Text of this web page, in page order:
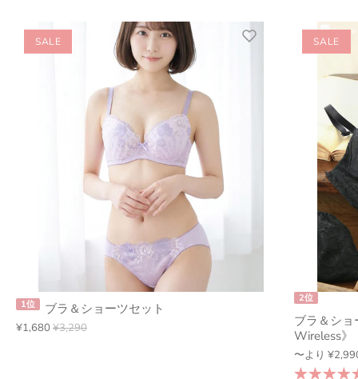
SALE
1位 ブラ＆ショーツセット
¥1,680 ¥3,290
SALE
2位
ブラ＆シ
Wireless》
〜より